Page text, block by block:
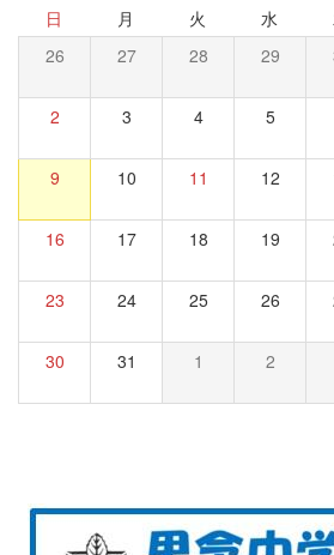
日 月 火 水
26 27 28 29
2 3 4 5
9 10 11 12
16 17 18 19
23 24 25 26
30 31 1 2